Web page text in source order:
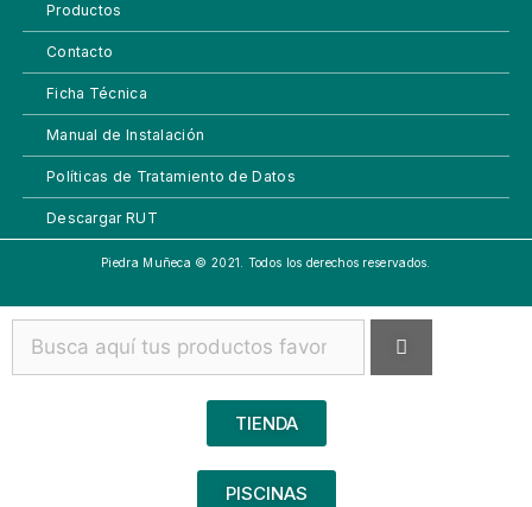
Productos
Contacto
Ficha Técnica
Manual de Instalación
Políticas de Tratamiento de Datos
Descargar RUT
Piedra Muñeca © 2021. Todos los derechos reservados.
TIENDA
PISCINAS